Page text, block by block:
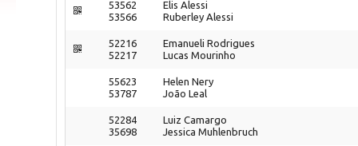
53562
53566
Elis Alessi
Ruberley Alessi
52216
52217
Emanueli Rodrigues
Lucas Mourinho
55623
53787
Helen Nery
João Leal
52284
35698
Luiz Camargo
Jessica Muhlenbruch